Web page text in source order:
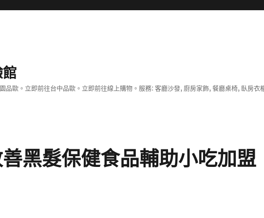
品歐。立即前往台中品歐。立即前往線上購物。服務: 客廳沙發, 廚房家飾, 餐廳桌椅, 臥房衣
黑髮保健食品輔助小吃加盟